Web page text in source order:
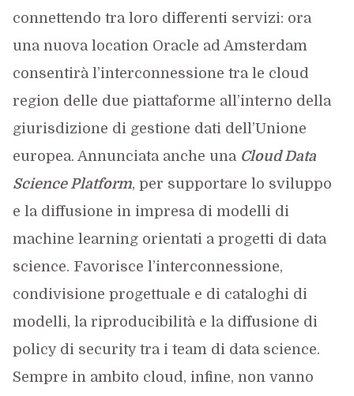
connettendo tra loro differenti servizi: ora
una nuova location Oracle ad Amsterdam
consentirà l’interconnessione tra le cloud
region delle due piattaforme all’interno della
giurisdizione di gestione dati dell’Unione
europea. Annunciata anche una Cloud Data
Science Platform, per supportare lo sviluppo
e la diffusione in impresa di modelli di
machine learning orientati a progetti di data
science. Favorisce l’interconnessione,
condivisione progettuale e di cataloghi di
modelli, la riproducibilità e la diffusione di
policy di security tra i team di data science.
Sempre in ambito cloud, infine, non vanno